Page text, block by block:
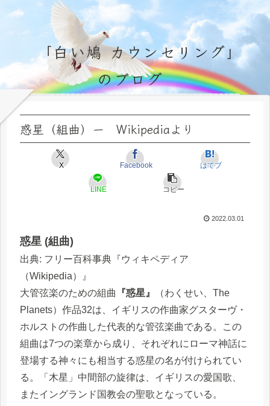
「白い鳩 カウンセリング」
のブログ
惑星（組曲）ー Wikipediaより
X Facebook はてブ
LINE コピー
2022.03.01
惑星 (組曲)
出典: フリー百科事典『ウィキペディア
（Wikipedia）』
大管弦楽のための組曲
『惑星』
（わくせい、The
Planets）作品32は、イギリスの作曲家グスターヴ・
ホルストの作曲した代表的な管弦楽曲である。この
組曲は7つの楽章から成り、それぞれにローマ神話に
登場する神々にも相当する惑星の名が付けられてい
る。「木星」中間部の旋律は、イギリスの愛国歌、
またイングランド国教会の聖歌となっている。